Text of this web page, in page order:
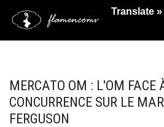
Saltar
MERCATO OM : L'OM FACE
CONCURRENCE SUR LE
FERGUSON
Translate »